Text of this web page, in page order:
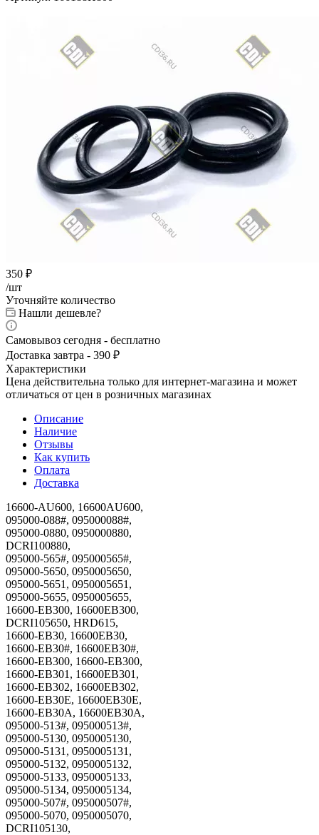
350 ₽
/шт
Уточняйте количество
Нашли дешевле?
Самовывоз сегодня - бесплатно
Доставка завтра - 390 ₽
Характеристики
Цена действительна только для интернет-магазина и может
отличаться от цен в розничных магазинах
Описание
Наличие
Отзывы
Как купить
Оплата
Доставка
16600-AU600, 16600AU600,
095000-088#, 095000088#,
095000-0880, 0950000880,
DCRI100880,
095000-565#, 095000565#,
095000-5650, 0950005650,
095000-5651, 0950005651,
095000-5655, 0950005655,
16600-EB300, 16600EB300,
DCRI105650, HRD615,
16600-EB30, 16600EB30,
16600-EB30#, 16600EB30#,
16600-EB300, 16600-EB300,
16600-EB301, 16600EB301,
16600-EB302, 16600EB302,
16600-EB30E, 16600EB30E,
16600-EB30A, 16600EB30A,
095000-513#, 095000513#,
095000-5130, 0950005130,
095000-5131, 0950005131,
095000-5132, 0950005132,
095000-5133, 0950005133,
095000-5134, 0950005134,
095000-507#, 095000507#,
095000-5070, 0950005070,
DCRI105130,